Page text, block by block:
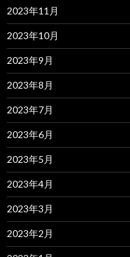
2023年11月
2023年10月
2023年9月
2023年8月
2023年7月
2023年6月
2023年5月
2023年4月
2023年3月
2023年2月